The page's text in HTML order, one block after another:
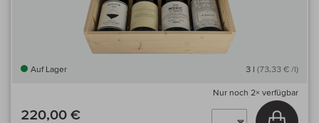
Auf Lager 3 l (73,33 € /l)
Nur noch 2× verfügbar
220,00 € In